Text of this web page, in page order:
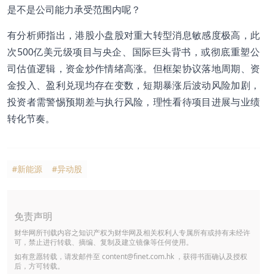
是不是公司能力承受范围内呢？
有分析师指出，港股小盘股对重大转型消息敏感度极高，此
次500亿美元级项目与央企、国际巨头背书，或彻底重塑公
司估值逻辑，资金炒作情绪高涨。但框架协议落地周期、资
金投入、盈利兑现均存在变数，短期暴涨后波动风险加剧，
投资者需警惕预期差与执行风险，理性看待项目进展与业绩
转化节奏。
#新能源 #异动股
免责声明
财华网所刊载内容之知识产权为财华网及相关权利人专属所有或持有未经许
可，禁止进行转载、摘编、复制及建立镜像等任何使用。
如有意愿转载，请发邮件至 content@finet.com.hk ，获得书面确认及授权
后，方可转载。